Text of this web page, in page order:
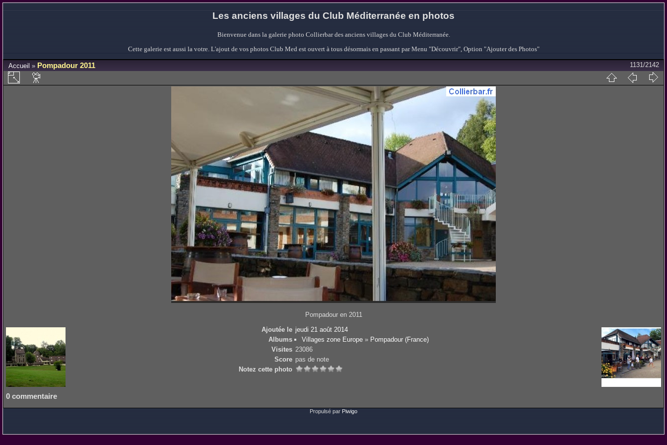
Les anciens villages du Club Méditerranée en photos
Bienvenue dans la galerie photo Collierbar des anciens villages du Club Méditerranée.
Cette galerie est aussi la votre. L'ajout de vos photos Club Med est ouvert à tous désormais en passant par Menu "Découvrir", Option "Ajouter des Photos"
Accueil » Pompadour 2011 1131/2142
Pompadour en 2011
Ajoutée le jeudi 21 août 2014
Albums
Villages zone Europe» Pompadour (France)
Visites 23086
Score pas de note
Notez cette photo
0 commentaire
Propulsé par Piwigo